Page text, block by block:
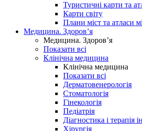
Туристичні карти та
Карти світу
Плани міст та атласи
Медицина. Здоров’я
Медицина. Здоров’я
Показати всі
Клінічна медицина
Клінічна медицина
Показати всі
Дерматовенерологія
Стоматологія
Гінекологія
Педіатрія
Діагностика і терапія
Хірургія